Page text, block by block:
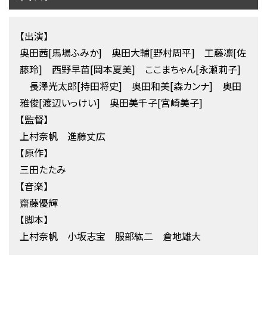
【出演】
奥田茜[馬場ふみか] 奥田大輔[野村周平] 工藤凛[佐
藤玲] 西野早苗[岡本夏美] ここまちゃん[永瀬莉子]
長澤光太郎[持田将史] 奥田和美[森カンナ] 奥田
雅俊[渡辺いっけい] 奥田美千子[宮崎美子]
【監督】
上村奈帆 進藤丈広
【原作】
三田たたみ
【音楽】
齋藤優輝
【脚本】
上村奈帆 小坂志宝 服部紘二 倉地雄大